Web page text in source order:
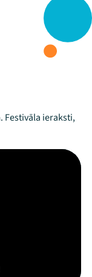
Festivāla ieraksti,